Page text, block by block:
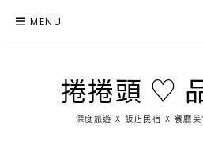
MENU
捲捲頭 ♡
深度旅遊 X 飯店民宿 X 餐廳